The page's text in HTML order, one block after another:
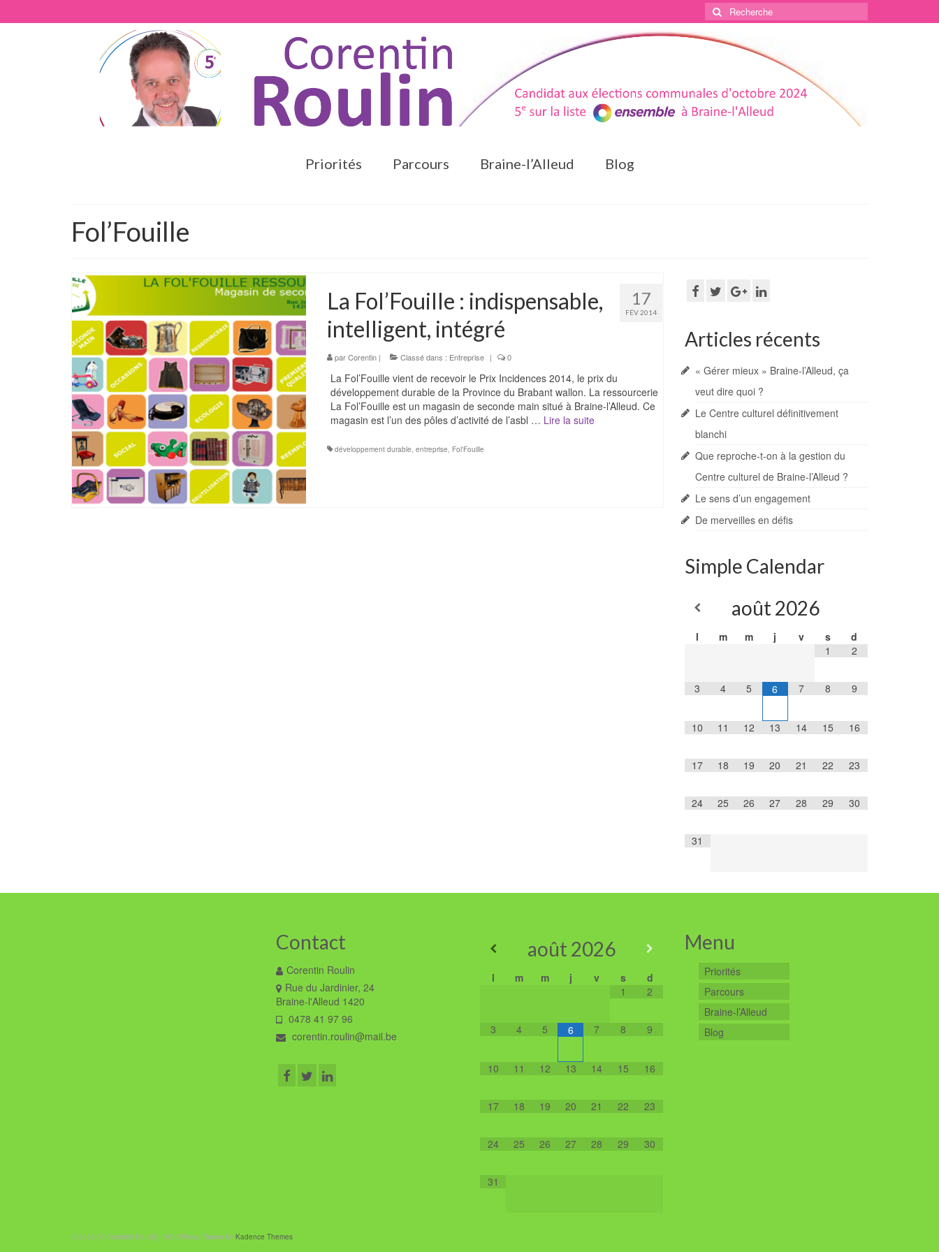
Rechercher
:
Priorités Parcours Braine-l’Alleud Blog
Fol’Fouille
17
FÉV 2014
La Fol’Fouille : indispensable,
intelligent, intégré
parCorentin| Classé dans : Entreprise | 0
La Fol’Fouille vient de recevoir le Prix Incidences 2014, le prix du
développement durable de la Province du Brabant wallon. La ressourcerie
La Fol’Fouille est un magasin de seconde main situé à Braine-l’Alleud. Ce
magasin est l’un des pôles d’activité de l’asbl … Lire la suite­­
développement durable entreprise Fol'Fouille
Articles récents
« Gérer mieux » Braine-l’Alleud, ça
veut dire quoi ?
Le Centre culturel définitivement
blanchi
Que reproche-t-on à la gestion du
Centre culturel de Braine-l’Alleud ?
Le sens d’un engagement
De merveilles en défis
Simple Calendar
août2026
l m m j v s
d
1
2
3 4 5 6 7 8 9
10 11 12 13 14 15 16
17 18 19 20 21 22 23
24 25 26 27 28 29 30
31
Contact
Corentin Roulin
Rue du Jardinier, 24
Braine-l'Alleud 1420
0478 41 97 96
corentin.roulin@mail.be
août 2026
l m m j v s
d
1
2
3 4 5 6 7 8 9
10 11 12 13 14 15 16
17 18 19 20 21 22 23
24 25 26 27 28 29 30
31
Menu
Priorités
Parcours
Braine-l’Alleud
Blog
© 2026 [© Corentin Roulin] - WordPress Theme by Kadence Themes